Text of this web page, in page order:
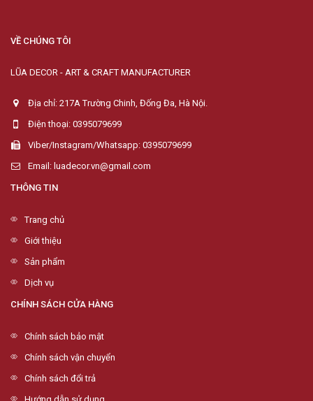
VỀ CHÚNG TÔI
LŨA DECOR - ART & CRAFT MANUFACTURER
Địa chỉ: 217A Trường Chinh, Đống Đa, Hà Nội.
Điện thoại: 0395079699
Viber/Instagram/Whatsapp: 0395079699
Email: luadecor.vn@gmail.com
THÔNG TIN
Trang chủ
Giới thiệu
Sản phẩm
Dịch vụ
CHÍNH SÁCH CỬA HÀNG
Chính sách bảo mật
Chính sách vận chuyển
Chính sách đổi trả